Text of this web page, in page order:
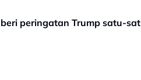
peringatan Trump satu-